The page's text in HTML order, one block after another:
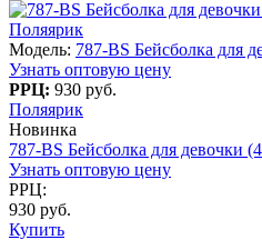
Поляярик
Модель: 787-BS Бейсболка для
Узнать оптовую цену
РРЦ: 930 руб.
Поляярик
Новинка
787-BS Бейсболка для девочки
Узнать оптовую цену
РРЦ:
930 руб.
Купить